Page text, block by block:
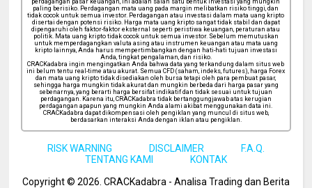
paling berisiko. Perdagangan mata uang pada margin melibatkan risiko tinggi, dan
tidak cocok untuk semua investor. Perdagangan atau investasi dalam mata uang kripto
disertai dengan potensi risiko. Harga mata uang kripto sangat tidak stabil dan dapat
dipengaruhi oleh faktor-faktor eksternal seperti peristiwa keuangan, peraturan atau
politik. Mata uang kripto tidak cocok untuk semua investor. Sebelum memutuskan
untuk memperdagangkan valuta asing atau instrumen keuangan atau mata uang
kripto lainnya, Anda harus mempertimbangkan dengan hati-hati tujuan investasi
Anda, tingkat pengalaman, dan risiko.
CRACKadabra ingin mengingatkan Anda bahwa data yang terkandung dalam situs web
ini belum tentu real-time atau akurat. Semua CFD (saham, indeks, futures), harga Forex
dan mata uang kripto tidak disediakan oleh bursa tetapi oleh para pembuat pasar,
sehingga harga mungkin tidak akurat dan mungkin berbeda dari harga pasar yang
sebenarnya, yang berarti harga bersifat indikatif dan tidak sesuai untuk tujuan
perdagangan. Karena itu, CRACKadabra tidak bertanggungjawab atas kerugian
perdagangan apapun yang mungkin Anda alami akibat menggunakan data ini.
CRACKadabra dapat dikompensasi oleh pengiklan yang muncul di situs web,
berdasarkan interaksi Anda dengan iklan atau pengiklan.
RISK WARNING DISCLAIMER
F.A.Q.
TENTANG KAMI
KONTAK
Copyright © 2026 . CRACKadabra - Analisa Trading dan Berita